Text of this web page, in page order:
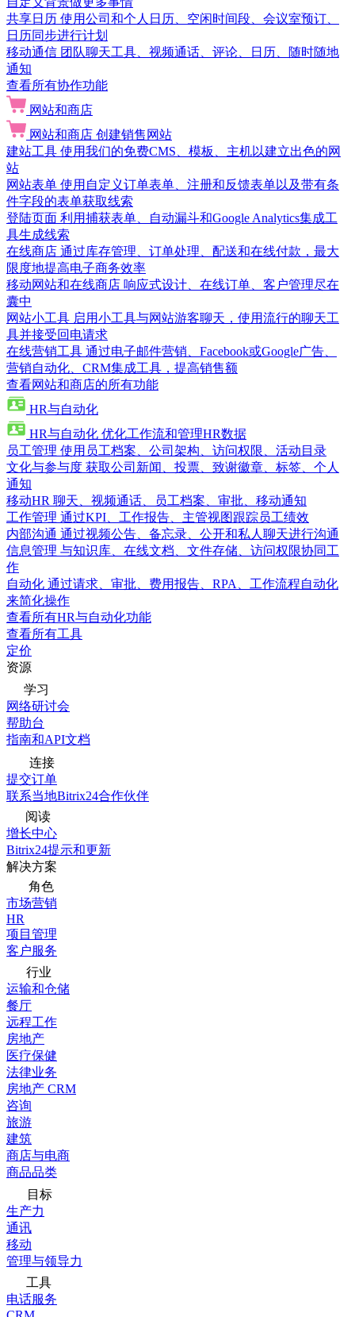
共享日历 使用公司和个人日历、空闲时间段、会议室预订、
日历同步进行计划
移动通信 团队聊天工具、视频通话、评论、日历、随时随地
通知
查看所有协作功能
网站和商店
网站和商店 创建销售网站
建站工具 使用我们的免费CMS、模板、主机以建立出色的网
站
网站表单 使用自定义订单表单、注册和反馈表单以及带有条
件字段的表单获取线索
登陆页面 利用捕获表单、自动漏斗和Google Analytics集成工
具生成线索
在线商店 通过库存管理、订单处理、配送和在线付款，最大
限度地提高电子商务效率
移动网站和在线商店 响应式设计、在线订单、客户管理尽在
囊中
网站小工具 启用小工具与网站游客聊天，使用流行的聊天工
具并接受回电请求
在线营销工具 通过电子邮件营销、Facebook或Google广告、
营销自动化、CRM集成工具，提高销售额
查看网站和商店的所有功能
HR与自动化
HR与自动化 优化工作流和管理HR数据
员工管理 使用员工档案、公司架构、访问权限、活动目录
文化与参与度 获取公司新闻、投票、致谢徽章、标签、个人
通知
移动HR 聊天、视频通话、员工档案、审批、移动通知
工作管理 通过KPI、工作报告、主管视图跟踪员工绩效
内部沟通 通过视频公告、备忘录、公开和私人聊天进行沟通
信息管理 与知识库、在线文档、文件存储、访问权限协同工
作
自动化 通过请求、审批、费用报告、RPA、工作流程自动化
来简化操作
查看所有HR与自动化功能
查看所有工具
定价
资源
学习
网络研讨会
帮助台
指南和API文档
连接
提交订单
联系当地Bitrix24合作伙伴
阅读
增长中心
Bitrix24提示和更新
解决方案
角色
市场营销
HR
项目管理
客户服务
行业
运输和仓储
餐厅
远程工作
房地产
医疗保健
法律业务
房地产 CRM
咨询
旅游
建筑
商店与电商
商品品类
目标
生产力
通讯
移动
管理与领导力
工具
电话服务